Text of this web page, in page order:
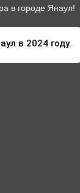
в городе Янаул!
в 2024 году.